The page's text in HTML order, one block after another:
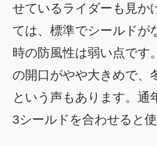
せているライダーも見か
ては、標準でシールドが
時の防風性は弱い点です
の開口がやや大きめで、
という声もあります。通
3シールドを合わせると